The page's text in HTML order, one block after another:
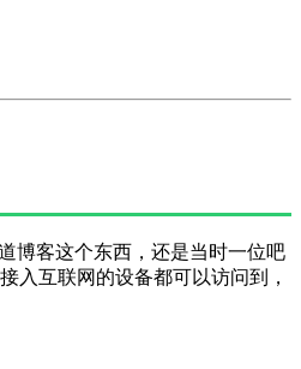
博客这个东西，还是当时一位吧
入互联网的设备都可以访问到，